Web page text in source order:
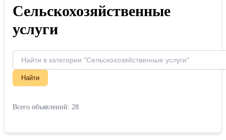
Сельскохозяйственные
услуги
Найти
Всего объявлений: 28